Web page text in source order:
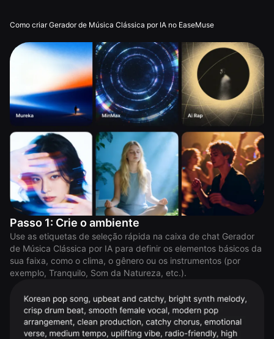
Como criar Gerador de Música Clássica por IA no EaseMuse
Passo 1: Crie o ambiente
Use as etiquetas de seleção rápida na caixa de chat Gerador
de Música Clássica por IA para definir os elementos básicos da
sua faixa, como o clima, o gênero ou os instrumentos (por
exemplo, Tranquilo, Som da Natureza, etc.).